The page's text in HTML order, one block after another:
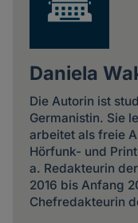
Daniela
Die Autorin ist
Germanistin. Sie
arbeitet als freie
Hörfunk- und
a. Redakteurin der
2016 bis Anfang
Chefredakteurin